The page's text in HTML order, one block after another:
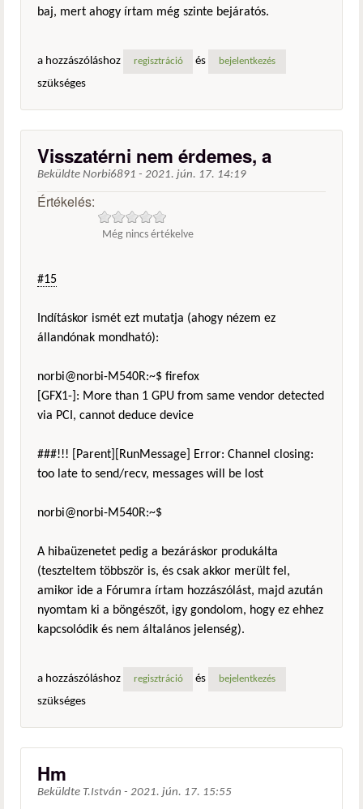
baj, mert ahogy írtam még szinte bejáratós.
a hozzászóláshoz regisztráció és bejelentkezés
szükséges
Visszatérni nem érdemes, a
Beküldte Norbi6891 - 2021. jún. 17. 14:19
Értékelés:
Még nincs értékelve
#15
Indításkor ismét ezt mutatja (ahogy nézem ez
állandónak mondható):
norbi@norbi-M540R:~$ firefox
[GFX1-]: More than 1 GPU from same vendor detected
via PCI, cannot deduce device
###!!! [Parent][RunMessage] Error: Channel closing:
too late to send/recv, messages will be lost
norbi@norbi-M540R:~$
A hibaüzenetet pedig a bezáráskor produkálta
(teszteltem többször is, és csak akkor merült fel,
amikor ide a Fórumra írtam hozzászólást, majd azután
nyomtam ki a böngészőt, igy gondolom, hogy ez ehhez
kapcsolódik és nem általános jelenség).
a hozzászóláshoz regisztráció és bejelentkezés
szükséges
Hm
Beküldte T.István - 2021. jún. 17. 15:55